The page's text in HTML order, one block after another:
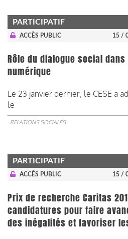
PARTICIPATIF
ACCÈS PUBLIC 15 /
Rôle du dialogue social
numérique
Le 23 janvier dernier, le CESE a
le
RELATIONS SOCIALES
PARTICIPATIF
ACCÈS PUBLIC 15 /
Prix de recherche Caritas
candidatures pour faire
des inégalités et favoriser